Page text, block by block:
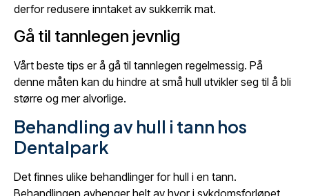
derfor redusere inntaket av sukkerrik mat.
Gå til tannlegen jevnlig
Vårt beste tips er å gå til tannlegen regelmessig. På
denne måten kan du hindre at små hull utvikler seg til å bli
større og mer alvorlige.
Behandling av hull i tann hos
Dentalpark
Det finnes ulike behandlinger for hull i en tann.